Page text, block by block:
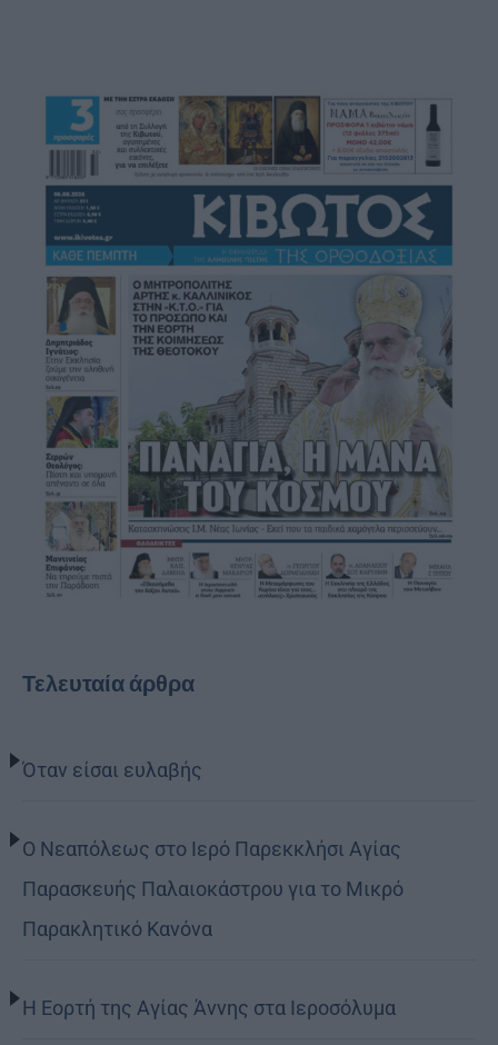
Τελευταία άρθρα
Όταν είσαι ευλαβής
Ο Νεαπόλεως στο Ιερό Παρεκκλήσι Αγίας
Παρασκευής Παλαιοκάστρου για το Μικρό
Παρακλητικό Κανόνα
Η Εορτή της Αγίας Άννης στα Ιεροσόλυμα